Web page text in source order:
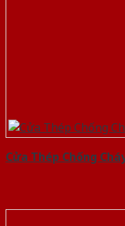
Cửa Thép Chống